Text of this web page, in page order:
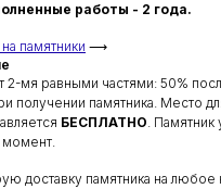
работы - 2 года.
памятники ⟶
2-мя равными частями: 50%
получении памятника. Место
БЕСПЛАТНО. Памятник
момент.
доставку памятника на любое